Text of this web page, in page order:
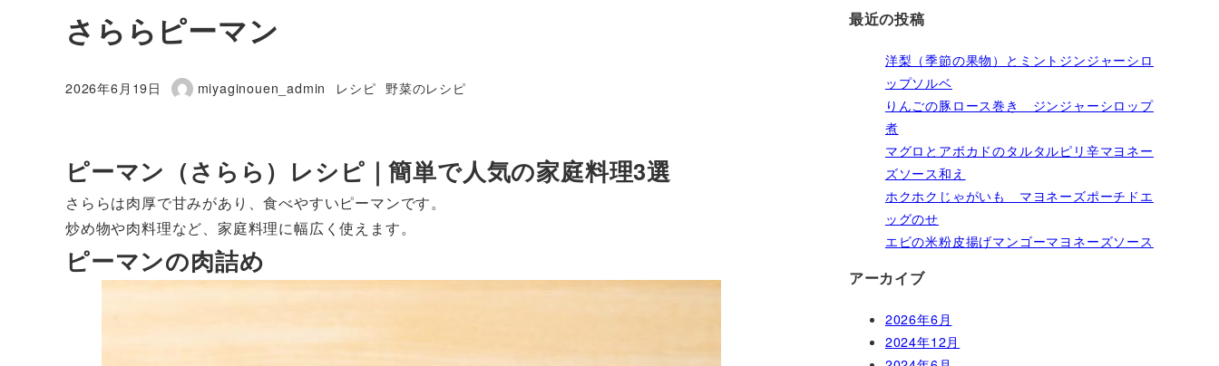
さららピーマン
投稿日
2026年6月19日
著
miyaginouen_admin カテゴリー
レシピ カテゴリー
野菜のレシピ
ピーマン（さらら）レシピ｜簡単で人気の家庭料理3選
さららは肉厚で甘みがあり、食べやすいピーマンです。
炒め物や肉料理など、家庭料理に幅広く使えます。
ピーマンの肉詰め
最近の投稿
洋梨（季節の果物）とミントジンジャーシロ
ップソルベ
りんごの豚ロース巻き ジンジャーシロップ
煮
マグロとアボカドのタルタルピリ辛マヨネー
ズソース和え
ホクホクじゃがいも マヨネーズポーチドエ
ッグのせ
エビの米粉皮揚げマンゴーマヨネーズソース
アーカイブ
2026年6月
2024年12月